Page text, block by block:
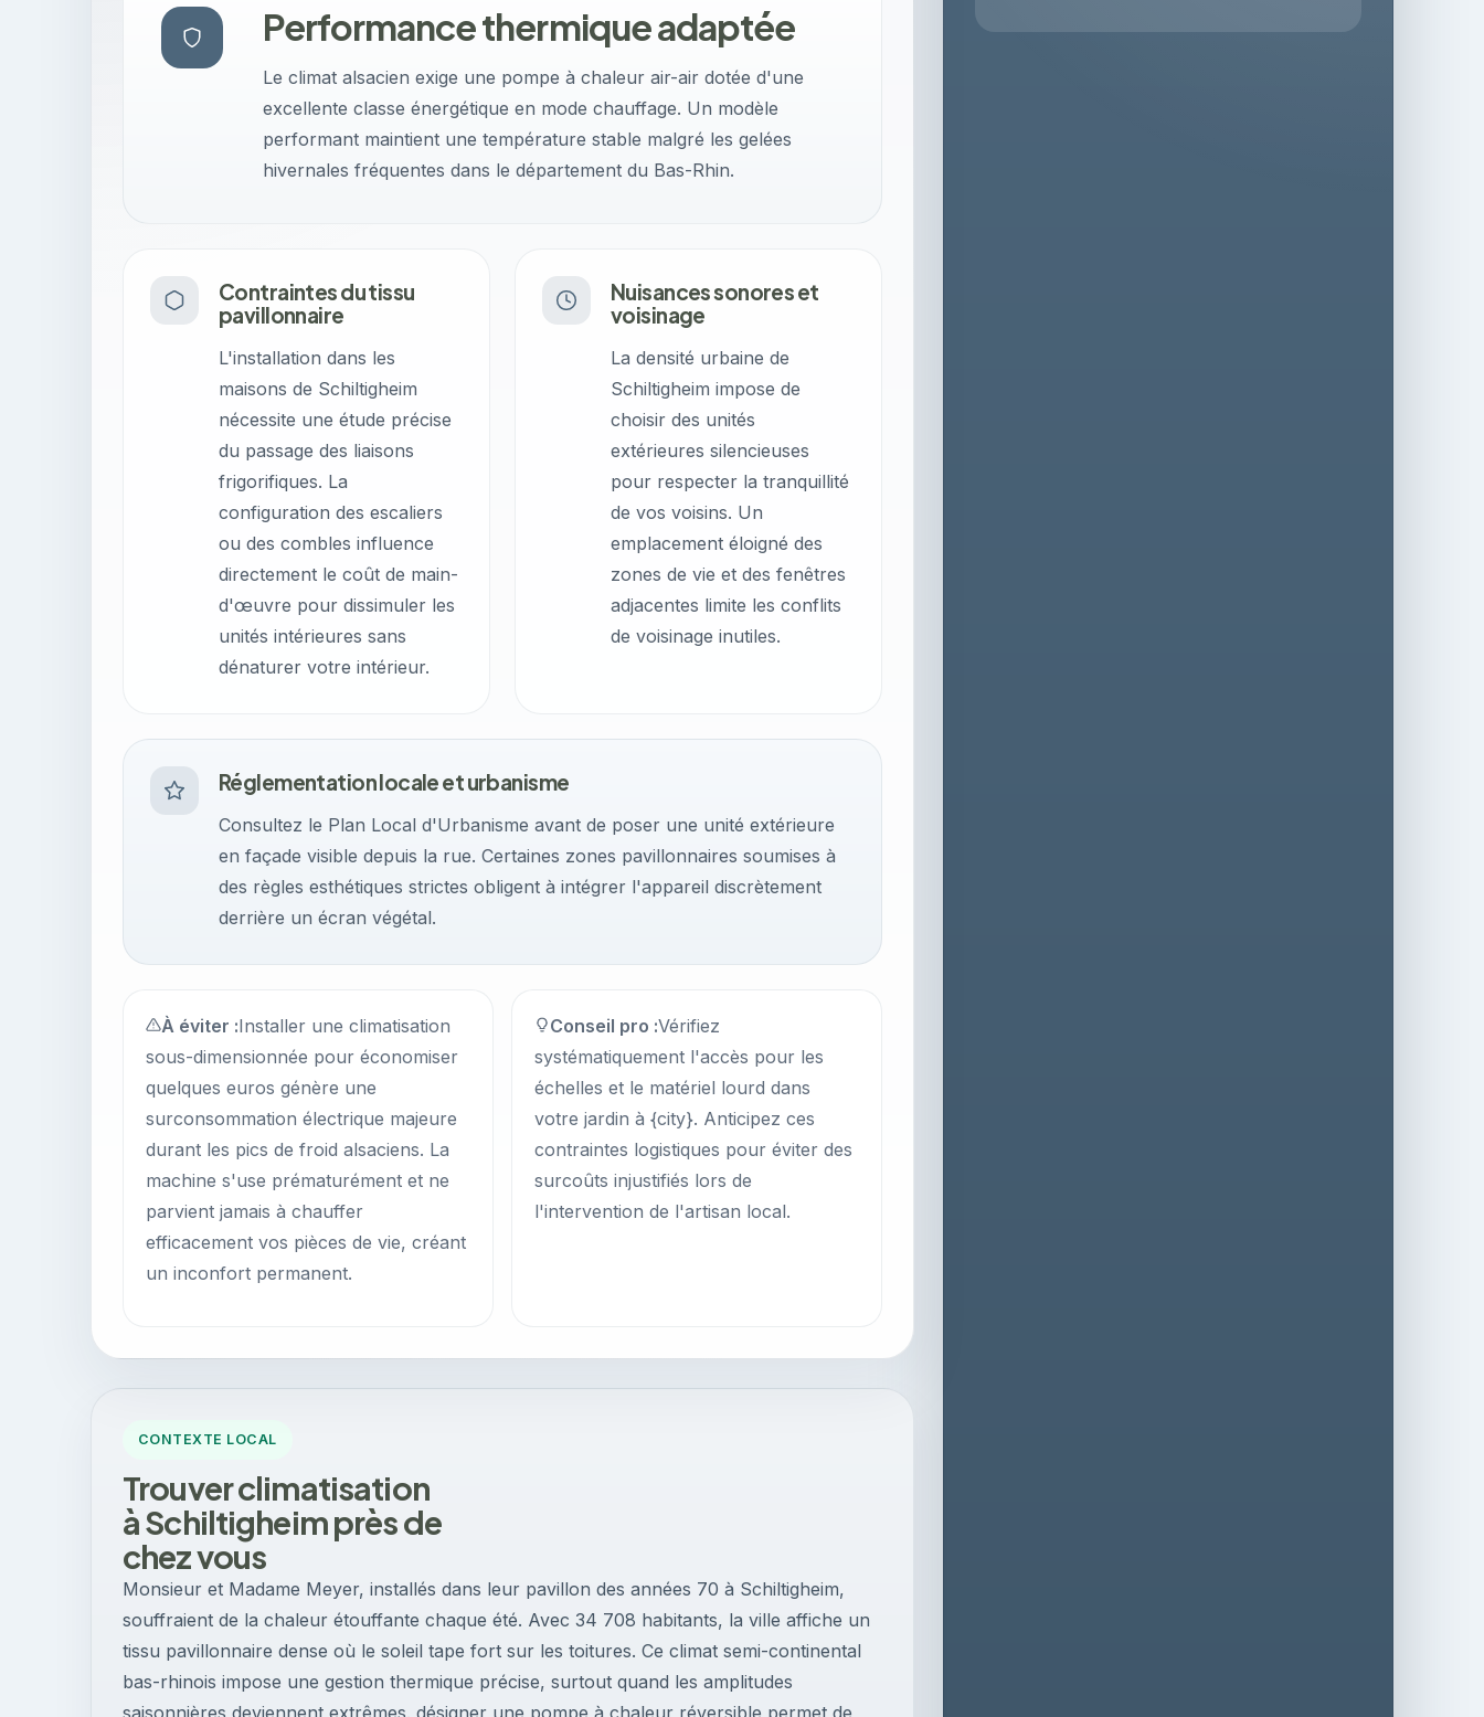
CONTEXTE LOCAL
Trouver climatisation
à Schiltigheim près de
chez vous
Monsieur et Madame Meyer, installés dans leur pavillon des années 70 à Schiltigheim,
souffraient de la chaleur étouffante chaque été. Avec 34 708 habitants, la ville affiche un
tissu pavillonnaire dense où le soleil tape fort sur les toitures. Ce climat semi-continental
bas-rhinois impose une gestion thermique précise, surtout quand les amplitudes
saisonnières deviennent extrêmes. désigner une pompe à chaleur réversible permet de
Performance thermique adaptée
Le climat alsacien exige une pompe à chaleur air-air dotée d'une
excellente classe énergétique en mode chauffage. Un modèle
performant maintient une température stable malgré les gelées
hivernales fréquentes dans le département du Bas-Rhin.
Contraintes du tissu
pavillonnaire
L'installation dans les
maisons de Schiltigheim
nécessite une étude précise
du passage des liaisons
frigorifiques. La
configuration des escaliers
ou des combles influence
directement le coût de main-
d'œuvre pour dissimuler les
unités intérieures sans
dénaturer votre intérieur.
Nuisances sonores et
voisinage
La densité urbaine de
Schiltigheim impose de
choisir des unités
extérieures silencieuses
pour respecter la tranquillité
de vos voisins. Un
emplacement éloigné des
zones de vie et des fenêtres
adjacentes limite les conflits
de voisinage inutiles.
Réglementation locale et urbanisme
Consultez le Plan Local d'Urbanisme avant de poser une unité extérieure
en façade visible depuis la rue. Certaines zones pavillonnaires soumises à
des règles esthétiques strictes obligent à intégrer l'appareil discrètement
derrière un écran végétal.
À éviter :Installer une climatisation
sous-dimensionnée pour économiser
quelques euros génère une
surconsommation électrique majeure
durant les pics de froid alsaciens. La
machine s'use prématurément et ne
parvient jamais à chauffer
efficacement vos pièces de vie, créant
un inconfort permanent.
Conseil pro :Vérifiez
systématiquement l'accès pour les
échelles et le matériel lourd dans
votre jardin à {city}. Anticipez ces
contraintes logistiques pour éviter des
surcoûts injustifiés lors de
l'intervention de l'artisan local.